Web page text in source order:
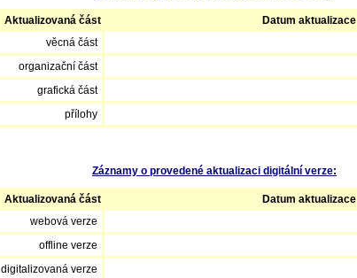
Aktualizovaná část
Datum aktualizace
věcná část
organizační část
grafická část
přílohy
Záznamy o provedené aktualizaci digitální verze:
Aktualizovaná část
Datum aktualizace
webová verze
offline verze
digitalizovaná verze